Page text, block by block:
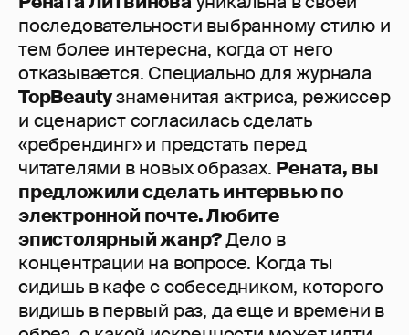
последовательности выбранному стилю и
тем более интересна, когда от него
отказывается. Специально для журнала
TopBeautyзнаменитая актриса, режиссер
и сценарист согласилась сделать
«ребрендинг» и предстать перед
читателями в новых образах. Рената, вы
предложили сделать интервью по
электронной почте. Любите
эпистолярный жанр?Дело в
концентрации на вопросе. Когда ты
сидишь в кафе с собеседником, которого
видишь в первый раз, да еще и времени в